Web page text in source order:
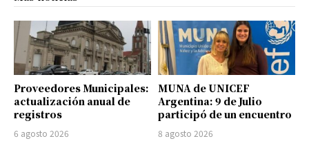
Proveedores Municipales:
actualización anual de
registros
6 agosto 2026
MUNA de UNICEF
Argentina: 9 de Julio
participó de un encuentro
8 agosto 2026